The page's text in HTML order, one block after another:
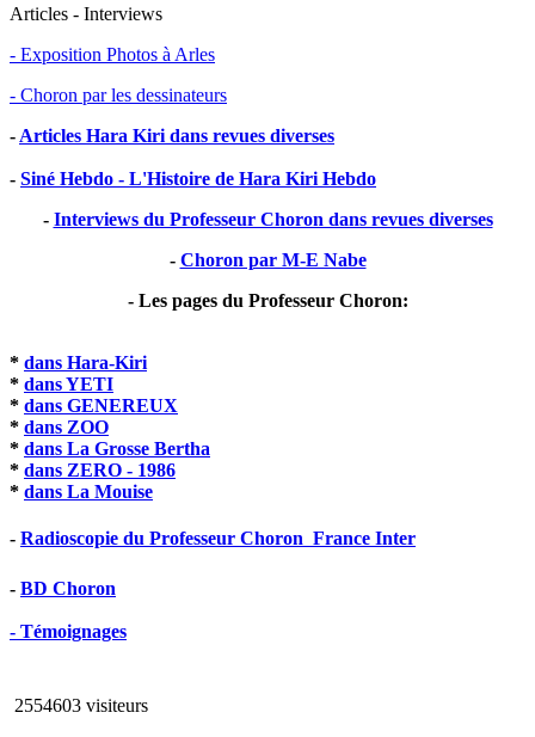
Articles - Interviews
- Exposition Photos à Arles
- Choron par les dessinateurs
- Articles Hara Kiri dans revues diverses
- Siné Hebdo - L'Histoire de Hara Kiri Hebdo
- Interviews du Professeur Choron dans revues diverses
- Choron par M-E Nabe
- Les pages du Professeur Choron:
* dans Hara-Kiri
* dans YETI
* dans GENEREUX
* dans ZOO
* dans La Grosse Bertha
* dans ZERO - 1986
* dans La Mouise
- Radioscopie du Professeur Choron  France Inter
- BD Choron
- Témoignages
2554603 visiteurs